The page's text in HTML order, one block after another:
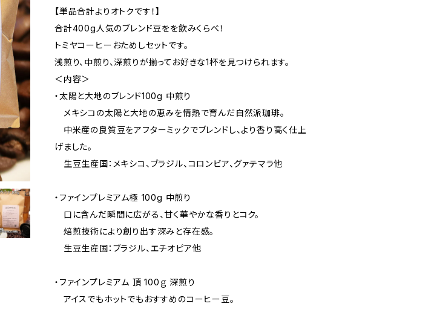
【単品合計よりオトクです！】
合計400g人気のブレンド豆をを飲みくらべ！
トミヤコーヒーおためしセットです。
浅煎り、中煎り、深煎りが揃ってお好きな1杯を見つけられます。
＜内容＞
・太陽と大地のブレンド100g 中煎り
メキシコの太陽と大地の恵みを情熱で育んだ自然派珈琲。
中米産の良質豆をアフターミックでブレンドし、より香り高く仕上
げました。
生豆生産国：メキシコ、ブラジル、コロンビア、グァテマラ他
・ファインプレミアム極 100g 中煎り
口に含んだ瞬間に広がる、甘く華やかな香りとコク。
焙煎技術により創り出す深みと存在感。
生豆生産国：ブラジル、エチオピア他
・ファインプレミアム 頂 100ｇ 深煎り
アイスでもホットでもおすすめのコーヒー豆。